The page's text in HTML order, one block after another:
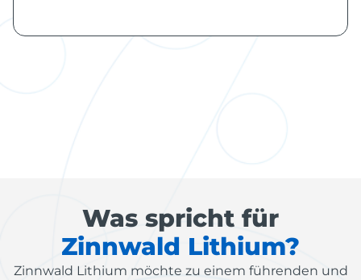
Was spricht für
Zinnwald Lithium?
Zinnwald Lithium möchte zu einem führenden und